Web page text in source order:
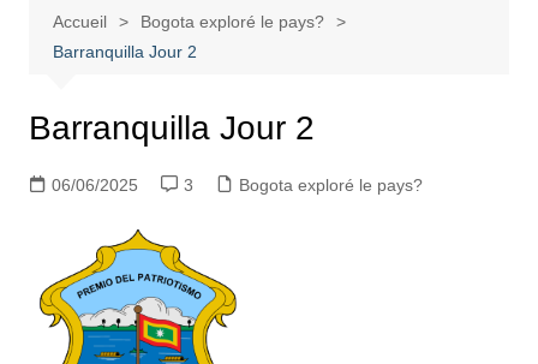
Accueil
Bogota exploré le pays?
Barranquilla Jour 2
Barranquilla Jour 2
06/06/2025 3 Bogota exploré le pays?